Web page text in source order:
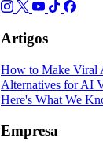
Artigos
How to Make Viral
Alternatives for AI
Here's What We
Empresa